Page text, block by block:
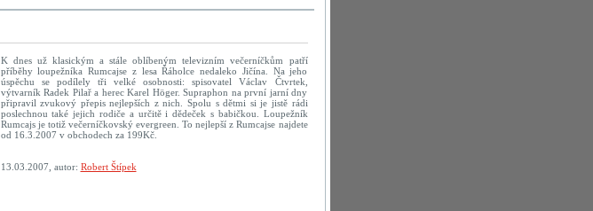
K dnes už klasickým a stále oblíbeným televizním večerníčkům patří
příběhy loupežníka Rumcajse z lesa Řáholce nedaleko Jičína. Na jeho
úspěchu se podílely tři velké osobnosti: spisovatel Václav Čtvrtek,
výtvarník Radek Pilař a herec Karel Höger. Supraphon na první jarní dny
připravil zvukový přepis nejlepších z nich. Spolu s dětmi si je jistě rádi
poslechnou také jejich rodiče a určitě i dědeček s babičkou. Loupežník
Rumcajs je totiž večerníčkovský evergreen. To nejlepší z Rumcajse najdete
od 16.3.2007 v obchodech za 199Kč.
13.03.2007, autor: Robert Štípek